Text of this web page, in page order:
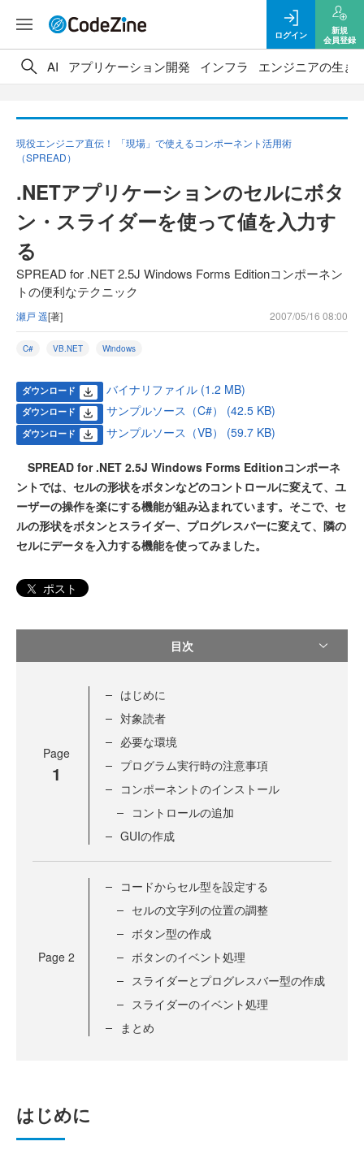
ログイン
新規
会員登録
AI アプリケーション開発 インフラ エンジニアの生き
現役エンジニア直伝！ 「現場」で使えるコンポーネント活用術
（SPREAD）
.NETアプリケーションのセルにボタ
ン・スライダーを使って値を入力す
る
SPREAD for .NET 2.5J Windows Forms Editionコンポーネン
トの便利なテクニック
瀬戸 遥[著] 2007/05/16 08:00
C# VB.NET Windows
ダウンロード バイナリファイル (1.2 MB)
ダウンロード サンプルソース（C#） (42.5 KB)
ダウンロード サンプルソース（VB） (59.7 KB)
SPREAD for .NET 2.5J Windows Forms Editionコンポーネ
ントでは、セルの形状をボタンなどのコントロールに変えて、ユ
ーザーの操作を楽にする機能が組み込まれています。そこで、セ
ルの形状をボタンとスライダー、プログレスバーに変えて、隣の
セルにデータを入力する機能を使ってみました。
ポスト
目次
Page
1
はじめに
対象読者
必要な環境
プログラム実行時の注意事項
コンポーネントのインストール
コントロールの追加
GUIの作成
Page 2
コードからセル型を設定する
セルの文字列の位置の調整
ボタン型の作成
ボタンのイベント処理
スライダーとプログレスバー型の作成
スライダーのイベント処理
まとめ
はじめに